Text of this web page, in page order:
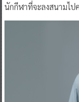
นักกีฬาที่จะลงสนามไป